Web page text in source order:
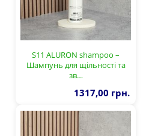
S11 ALURON shampoo –
Шампунь для щільності та
зв…
1317,00 грн.